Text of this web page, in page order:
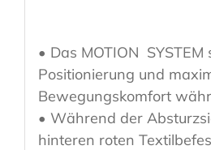
• Das MOTION
Positionierung und
Bewegungskomfort
• Während der
hinteren roten